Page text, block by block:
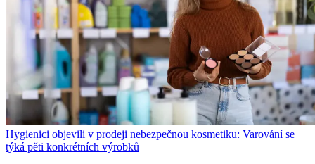
Hygienici objevili v prodeji nebezpečnou kosmetiku: Varování se
týká pěti konkrétních výrobků